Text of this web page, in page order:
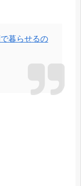
暮らせるの